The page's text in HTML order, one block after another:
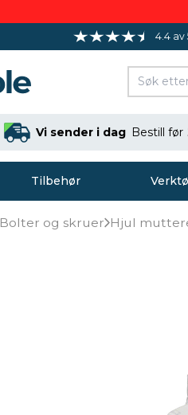
4.4 av
Vi sender i dag Bestill før
Tilbehør
Bolter og skruer Hjul